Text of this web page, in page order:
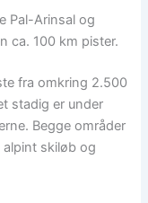
Pal-Arinsal og
ca. 100 km pister.
fra omkring 2.500
stadig er under
Begge områder
skiløb og